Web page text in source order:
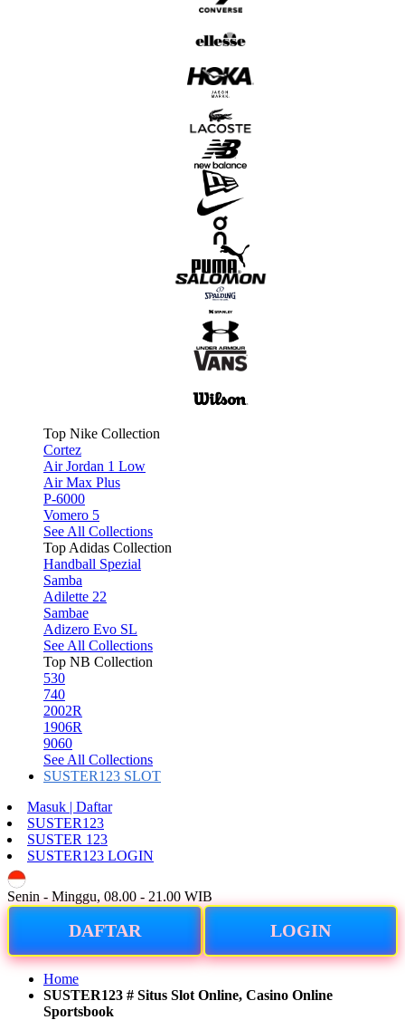
Top Nike Collection
Cortez
Air Jordan 1 Low
Air Max Plus
P-6000
Vomero 5
See All Collections
Top Adidas Collection
Handball Spezial
Samba
Adilette 22
Sambae
Adizero Evo SL
See All Collections
Top NB Collection
530
740
2002R
1906R
9060
See All Collections
SUSTER123 SLOT
Masuk | Daftar
SUSTER123
SUSTER 123
SUSTER123 LOGIN
Senin - Minggu, 08.00 - 21.00 WIB
DAFTAR LOGIN
Home
SUSTER123 # Situs Slot Online, Casino Online
Sportsbook